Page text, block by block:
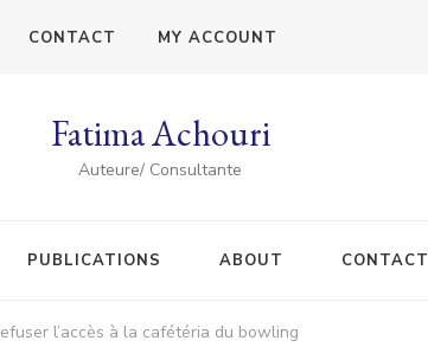
CONTACT MY ACCOUNT
Fatima Achouri
Auteure/ Consultante
PUBLICATIONS ABOUT CONTACT
l’accès à la cafétéria du bowling